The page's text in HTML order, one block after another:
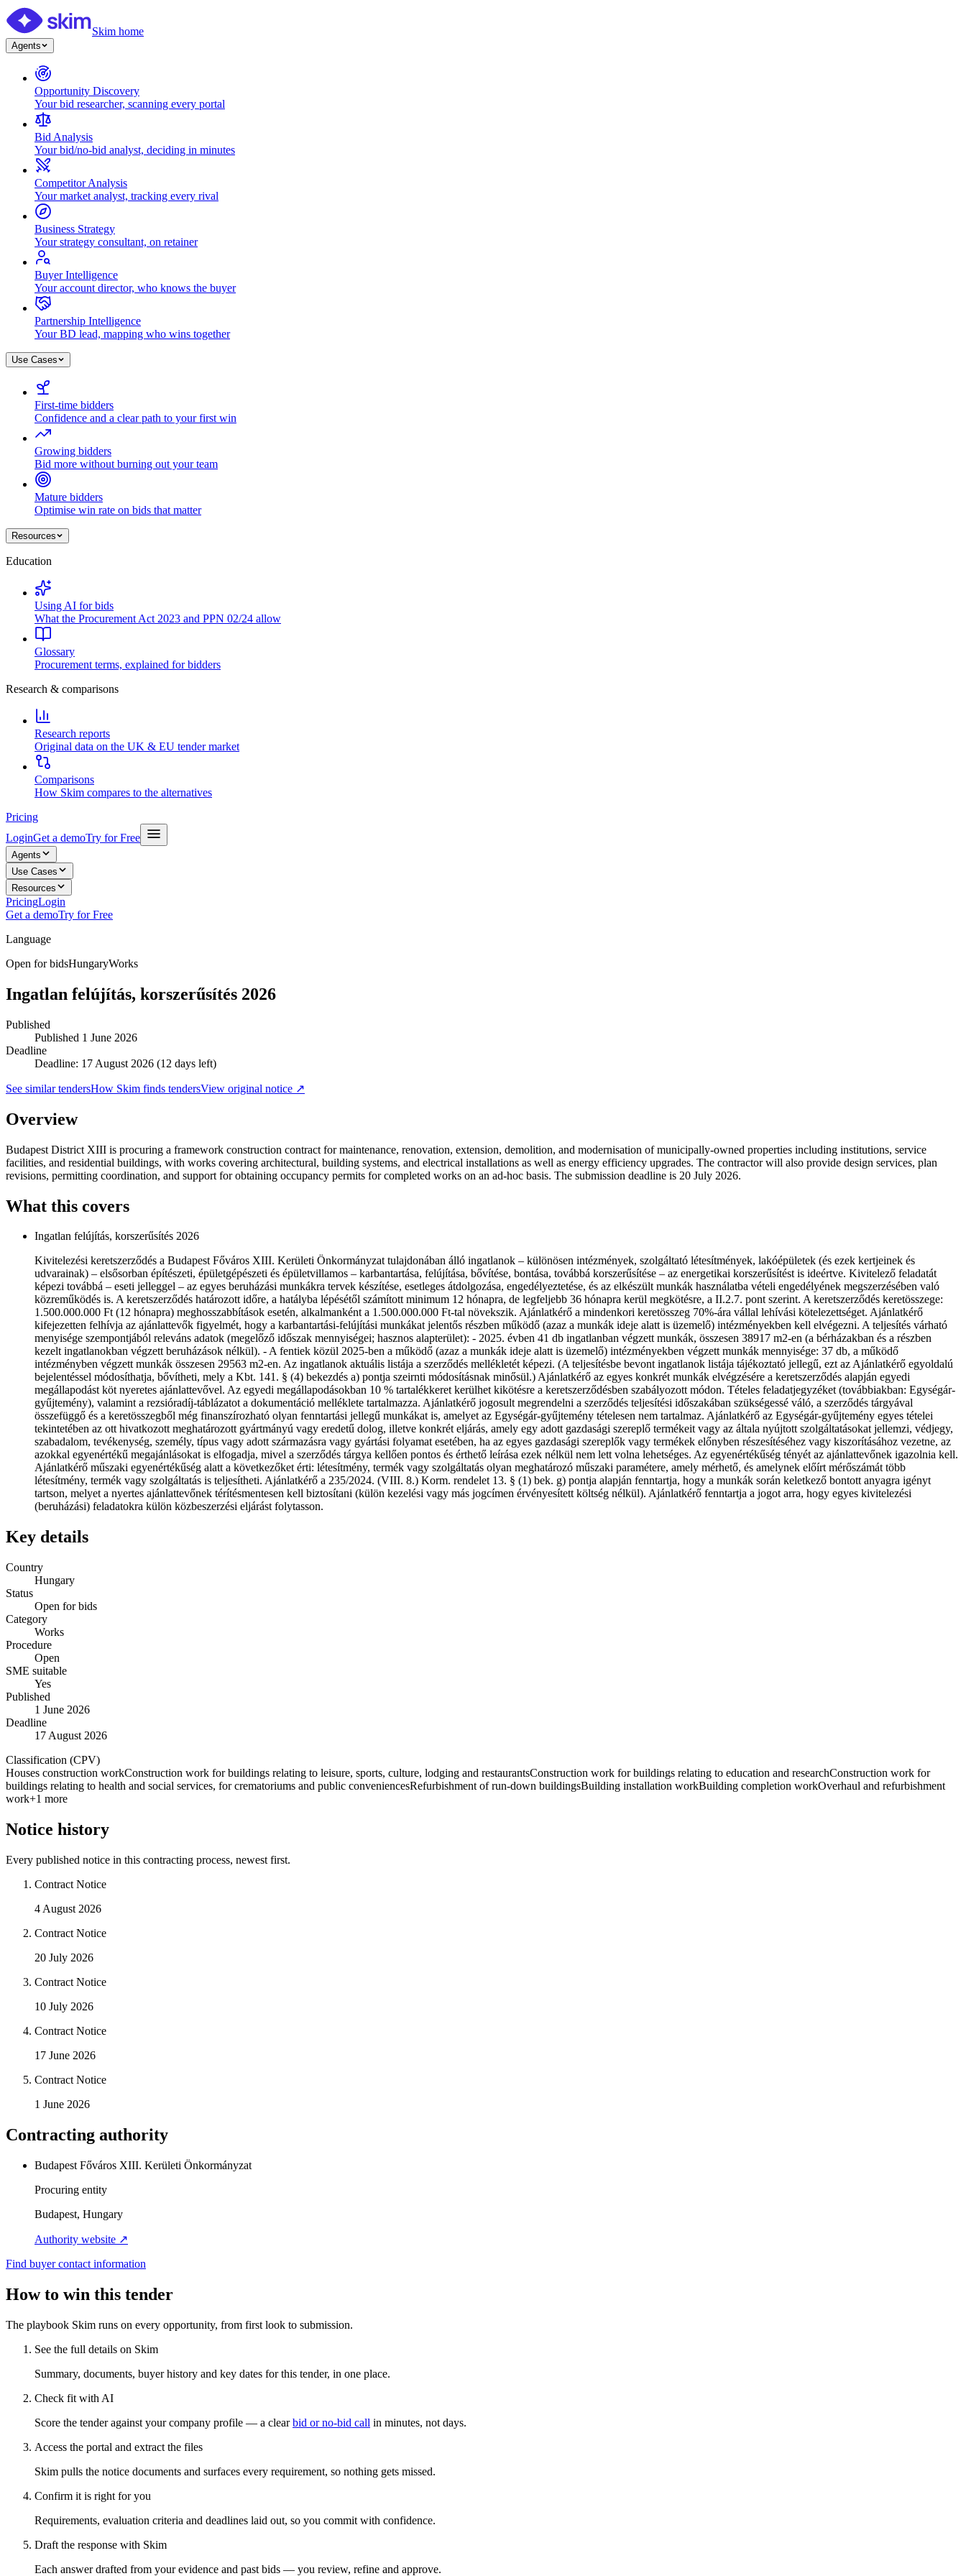
Skim home
Agents
Opportunity Discovery
Your bid researcher, scanning every portal
Bid Analysis
Your bid/no-bid analyst, deciding in minutes
Competitor Analysis
Your market analyst, tracking every rival
Business Strategy
Your strategy consultant, on retainer
Buyer Intelligence
Your account director, who knows the buyer
Partnership Intelligence
Your BD lead, mapping who wins together
Use Cases
First-time bidders
Confidence and a clear path to your first win
Growing bidders
Bid more without burning out your team
Mature bidders
Optimise win rate on bids that matter
Resources
Education
Using AI for bids
What the Procurement Act 2023 and PPN 02/24 allow
Glossary
Procurement terms, explained for bidders
Research & comparisons
Research reports
Original data on the UK & EU tender market
Comparisons
How Skim compares to the alternatives
Pricing
LoginGet a demoTry for Free
Agents
Use Cases
Resources
PricingLogin
Get a demoTry for Free
Language
Open for bidsHungaryWorks
Ingatlan felújítás, korszerűsítés 2026
Published
Published 1 June 2026
Deadline
Deadline: 17 August 2026 (12 days left)
See similar tendersHow Skim finds tendersView original notice ↗
Overview
Budapest District XIII is procuring a framework construction contract for maintenance, renovation, extension, demolition, and modernisation of municipally-owned properties including institutions, service
facilities, and residential buildings, with works covering architectural, building systems, and electrical installations as well as energy efficiency upgrades. The contractor will also provide design services, plan
revisions, permitting coordination, and support for obtaining occupancy permits for completed works on an ad-hoc basis. The submission deadline is 20 July 2026.
What this covers
Ingatlan felújítás, korszerűsítés 2026
Kivitelezési keretszerződés a Budapest Főváros XIII. Kerületi Önkormányzat tulajdonában álló ingatlanok – különösen intézmények, szolgáltató létesítmények, lakóépületek (és ezek kertjeinek és
udvarainak) – elsősorban építészeti, épületgépészeti és épületvillamos – karbantartása, felújítása, bővítése, bontása, továbbá korszerűsítése – az energetikai korszerűsítést is ideértve. Kivitelező feladatát
képezi továbbá – eseti jelleggel – az egyes beruházási munkákra tervek készítése, esetleges átdolgozása, engedélyeztetése, és az elkészült munkák használatba vételi engedélyének megszerzésében való
közreműködés is. A keretszerződés határozott időre, a hatályba lépésétől számított minimum 12 hónapra, de legfeljebb 36 hónapra kerül megkötésre, a II.2.7. pont szerint. A keretszerződés keretösszege:
1.500.000.000 Ft (12 hónapra) meghosszabbítások esetén, alkalmanként a 1.500.000.000 Ft-tal növekszik. Ajánlatkérő a mindenkori keretösszeg 70%-ára vállal lehívási kötelezettséget. Ajánlatkérő
kifejezetten felhívja az ajánlattevők figyelmét, hogy a karbantartási-felújítási munkákat jelentős részben működő (azaz a munkák ideje alatt is üzemelő) intézményekben kell elvégezni. A teljesítés várható
menyisége szempontjából releváns adatok (megelőző időszak mennyiségei; hasznos alapterület): - 2025. évben 41 db ingatlanban végzett munkák, összesen 38917 m2-en (a bérházakban és a részben
kezelt ingatlanokban végzett beruházások nélkül). - A fentiek közül 2025-ben a működő (azaz a munkák ideje alatt is üzemelő) intézményekben végzett munkák mennyisége: 37 db, a működő
intézményben végzett munkák összesen 29563 m2-en. Az ingatlanok aktuális listája a szerződés mellékletét képezi. (A teljesítésbe bevont ingatlanok listája tájékoztató jellegű, ezt az Ajánlatkérő egyoldalú
bejelentéssel módosíthatja, bővítheti, mely a Kbt. 141. § (4) bekezdés a) pontja szeirnti módosításnak minősül.) Ajánlatkérő az egyes konkrét munkák elvégzésére a keretszerződés alapján egyedi
megállapodást köt nyeretes ajánlattevővel. Az egyedi megállapodásokban 10 % tartalékkeret kerülhet kikötésre a keretszerződésben szabályozott módon. Tételes feladatjegyzéket (továbbiakban: Egységár-
gyűjtemény), valamint a rezsióradíj-táblázatot a dokumentáció melléklete tartalmazza. Ajánlatkérő jogosult megrendelni a szerződés teljesítési időszakában szükségessé váló, a szerződés tárgyával
összefüggő és a keretösszegből még finanszírozható olyan fenntartási jellegű munkákat is, amelyet az Egységár-gyűjtemény tételesen nem tartalmaz. Ajánlatkérő az Egységár-gyűjtemény egyes tételei
tekintetében az ott hivatkozott meghatározott gyártmányú vagy eredetű dolog, illetve konkrét eljárás, amely egy adott gazdasági szereplő termékeit vagy az általa nyújtott szolgáltatásokat jellemzi, védjegy,
szabadalom, tevékenység, személy, típus vagy adott származásra vagy gyártási folyamat esetében, ha az egyes gazdasági szereplők vagy termékek előnyben részesítéséhez vagy kiszorításához vezetne, az
azokkal egyenértékű megajánlásokat is elfogadja, mivel a szerződés tárgya kellően pontos és érthető leírása ezek nélkül nem lett volna lehetséges. Az egyenértékűség tényét az ajánlattevőnek igazolnia kell.
Ajánlatkérő műszaki egyenértékűség alatt a következőket érti: létesítmény, termék vagy szolgáltatás olyan meghatározó műszaki paramétere, amely mérhető, és amelynek előírt mérőszámát több
létesítmény, termék vagy szolgáltatás is teljesítheti. Ajánlatkérő a 235/2024. (VIII. 8.) Korm. rendelet 13. § (1) bek. g) pontja alapján fenntartja, hogy a munkák során keletkező bontott anyagra igényt
tartson, melyet a nyertes ajánlattevőnek térítésmentesen kell biztosítani (külön kezelési vagy más jogcímen érvényesített költség nélkül). Ajánlatkérő fenntartja a jogot arra, hogy egyes kivitelezési
(beruházási) feladatokra külön közbeszerzési eljárást folytasson.
Key details
Country
Hungary
Status
Open for bids
Category
Works
Procedure
Open
SME suitable
Yes
Published
1 June 2026
Deadline
17 August 2026
Classification (CPV)
Houses construction workConstruction work for buildings relating to leisure, sports, culture, lodging and restaurantsConstruction work for buildings relating to education and researchConstruction work for
buildings relating to health and social services, for crematoriums and public conveniencesRefurbishment of run-down buildingsBuilding installation workBuilding completion workOverhaul and refurbishment
work+1 more
Notice history
Every published notice in this contracting process, newest first.
Contract Notice
4 August 2026
Contract Notice
20 July 2026
Contract Notice
10 July 2026
Contract Notice
17 June 2026
Contract Notice
1 June 2026
Contracting authority
Budapest Főváros XIII. Kerületi Önkormányzat
Procuring entity
Budapest, Hungary
Authority website ↗
Find buyer contact information
How to win this tender
The playbook Skim runs on every opportunity, from first look to submission.
See the full details on Skim
Summary, documents, buyer history and key dates for this tender, in one place.
Check fit with AI
Score the tender against your company profile — a clear bid or no-bid call in minutes, not days.
Access the portal and extract the files
Skim pulls the notice documents and surfaces every requirement, so nothing gets missed.
Confirm it is right for you
Requirements, evaluation criteria and deadlines laid out, so you commit with confidence.
Draft the response with Skim
Each answer drafted from your evidence and past bids — you review, refine and approve.